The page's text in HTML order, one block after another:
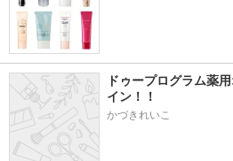
ドゥープログラム薬
イン！！
かづきれいこ